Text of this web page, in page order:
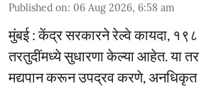
Published on: 06 Aug 2026, 6:58 am
मुंबई : केंद्र सरकारने रेल्वे कायदा,
तरतुदींमध्ये सुधारणा केल्या आहेत. या
मद्यपान करून उपद्रव करणे, अनधिकृत